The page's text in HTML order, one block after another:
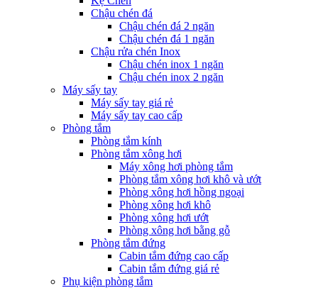
Chậu chén đá
Chậu chén đá 2 ngăn
Chậu chén đá 1 ngăn
Chậu rửa chén Inox
Chậu chén inox 1 ngăn
Chậu chén inox 2 ngăn
Máy sấy tay
Máy sấy tay giá rẻ
Máy sấy tay cao cấp
Phòng tắm
Phòng tắm kính
Phòng tắm xông hơi
Máy xông hơi phòng tắm
Phòng tắm xông hơi khô và ướt
Phòng xông hơi hồng ngoại
Phòng xông hơi khô
Phòng xông hơi ướt
Phòng xông hơi bằng gỗ
Phòng tắm đứng
Cabin tắm đứng cao cấp
Cabin tắm đứng giá rẻ
Phụ kiện phòng tắm